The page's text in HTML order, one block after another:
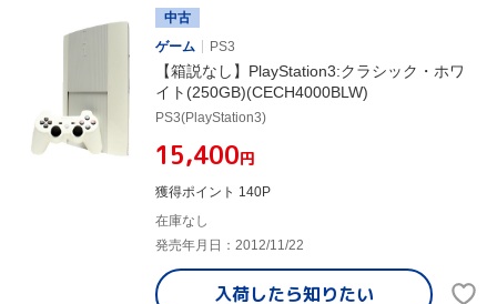
中古
ゲーム
PS3
【箱説なし】PlayStation3:クラシック・ホワ
イト(250GB)(CECH4000BLW)
PS3(PlayStation3)
¥15,400円
獲得ポイント 140P
在庫なし
発売年月日：2012/11/22
入荷したら知りたい